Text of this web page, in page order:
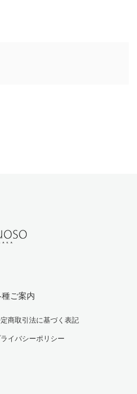
種ご案内
商取引法に基づく表記
イバシーポリシー